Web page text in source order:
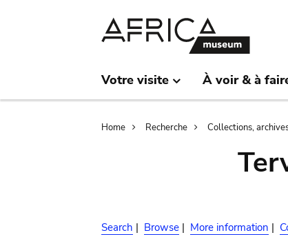
Votre visite À voir & à
Breadcrumb
Home Recherche Collections,
Search | Browse | More information |